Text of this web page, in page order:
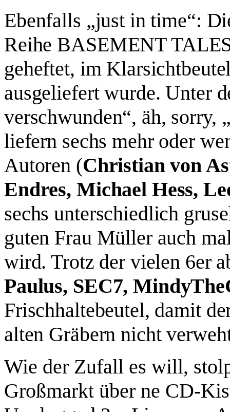
Ebenfalls „just in time“:
Reihe BASEMENT
geheftet, im
ausgeliefert wurde. Unter
verschwunden“, äh,
liefern sechs mehr oder
Autoren (Christian von
Endres, Michael Hess,
sechs unterschiedlich
guten Frau Müller auch
wird. Trotz der vielen 6er
Paulus, SEC7,
Frischhaltebeutel, damit
alten Gräbern nicht
Wie der Zufall es will,
Großmarkt über ne CD-